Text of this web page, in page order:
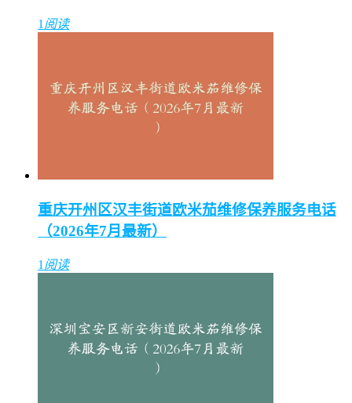
1 阅读
重庆开州区汉丰街道欧米茄维修保养服务电话
（2026年7月最新）
1 阅读